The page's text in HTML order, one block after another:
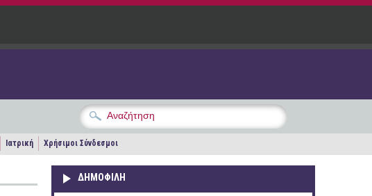
Ιατρική Χρήσιμοι Σύνδεσμοι
ΔΗΜΟΦΙΛΗ